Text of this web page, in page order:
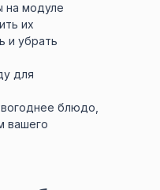
на модуле
их
и убрать
для
блюдо,
вашего